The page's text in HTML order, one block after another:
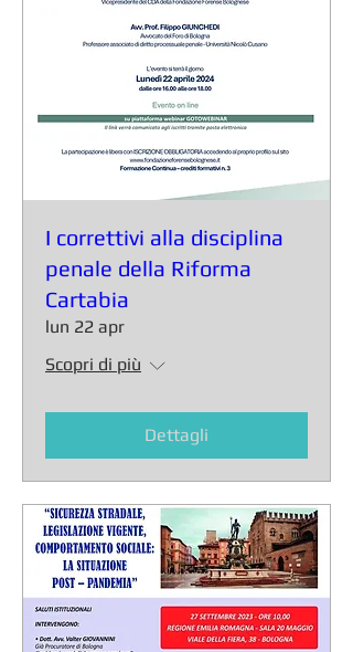
I correttivi alla disciplina
penale della Riforma
Cartabia
lun 22 apr
Scopri di più
Dettagli